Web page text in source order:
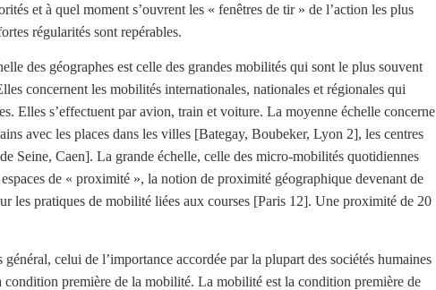
et à quel moment s’ouvrent les « fenêtres de tir » de l’action les plus
régularités sont repérables.
des géographes est celle des grandes mobilités qui sont le plus souvent
concernent les mobilités internationales, nationales et régionales qui
Elles s’effectuent par avion, train et voiture. La moyenne échelle concerne
avec les places dans les villes [Bategay, Boubeker, Lyon 2], les centres
Seine, Caen]. La grande échelle, celle des micro-mobilités quotidiennes
de « proximité », la notion de proximité géographique devenant de
les pratiques de mobilité liées aux courses [Paris 12]. Une proximité de 20
celui de l’importance accordée par la plupart des sociétés humaines
condition première de la mobilité. La mobilité est la condition première de